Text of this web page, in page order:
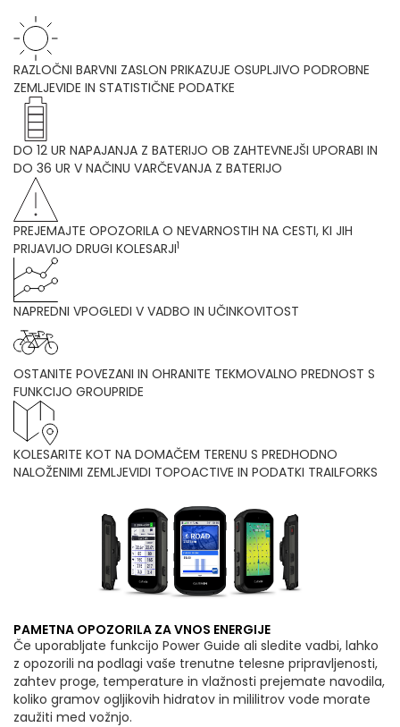
RAZLOČNI BARVNI ZASLON PRIKAZUJE OSUPLJIVO PODROBNE
ZEMLJEVIDE IN STATISTIČNE PODATKE
DO 12 UR NAPAJANJA Z BATERIJO OB ZAHTEVNEJŠI UPORABI IN
DO 36 UR V NAČINU VARČEVANJA Z BATERIJO
PREJEMAJTE OPOZORILA O NEVARNOSTIH NA CESTI, KI JIH
PRIJAVIJO DRUGI KOLESARJI1
NAPREDNI VPOGLEDI V VADBO IN UČINKOVITOST
OSTANITE POVEZANI IN OHRANITE TEKMOVALNO PREDNOST S
FUNKCIJO GROUPRIDE
KOLESARITE KOT NA DOMAČEM TERENU S PREDHODNO
NALOŽENIMI ZEMLJEVIDI TOPOACTIVE IN PODATKI TRAILFORKS
PAMETNA OPOZORILA ZA VNOS ENERGIJE
Če uporabljate funkcijo Power Guide ali sledite vadbi, lahko
z opozorili na podlagi vaše trenutne telesne pripravljenosti,
zahtev proge, temperature in vlažnosti prejemate navodila,
koliko gramov ogljikovih hidratov in mililitrov vode morate
zaužiti med vožnjo.